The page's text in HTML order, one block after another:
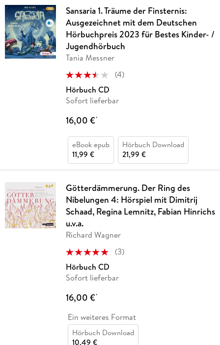
Sansaria 1. Träume der Finsternis:
Ausgezeichnet mit dem Deutschen
Hörbuchpreis 2023 für Bestes Kinder- /
Jugendhörbuch
Tania Messner
(4)
Hörbuch CD
Sofort lieferbar
16,00 €*
eBook epub
11,99 €
Hörbuch Download
21,99 €
Götterdämmerung. Der Ring des
Nibelungen 4: Hörspiel mit Dimitrij
Schaad, Regina Lemnitz, Fabian Hinrichs
u.v.a.
Richard Wagner
(3)
Hörbuch CD
Sofort lieferbar
16,00 €*
Ein weiteres Format
Hörbuch Download
10,49 €